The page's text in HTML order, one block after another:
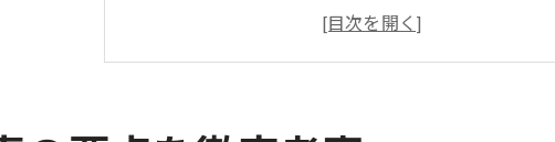
公共工事現場で重視される岡崎市の特徴
岡崎市の公共工事における監督要領の注
最新様式で変わる施工管理の今